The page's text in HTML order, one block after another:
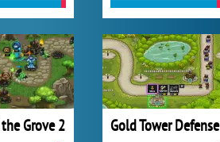
Grove 2 Gold Tower Defense